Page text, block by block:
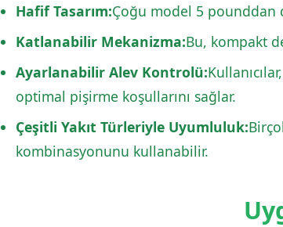
Hafif Tasarım:Çoğu model 5 pounddan
Katlanabilir Mekanizma:Bu, kompakt
Ayarlanabilir Alev Kontrolü:
optimal pişirme koşullarını sağlar.
Çeşitli Yakıt Türleriyle Uyumluluk:
kombinasyonunu kullanabilir.